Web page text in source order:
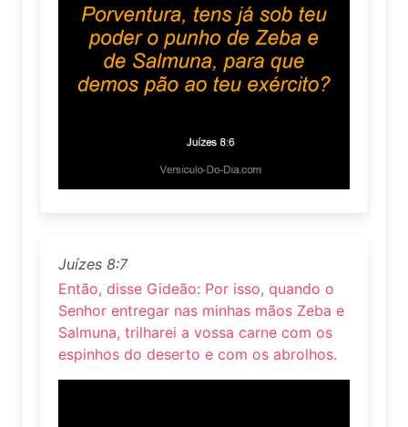
Juízes 8:7
Então, disse Gideão: Por isso, quando o
Senhor entregar nas minhas mãos Zeba e
Salmuna, trilharei a vossa carne com os
espinhos do deserto e com os abrolhos.